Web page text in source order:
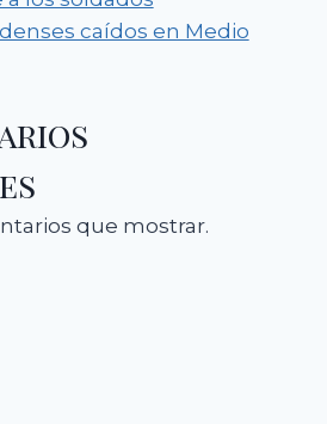
caídos en Medio
que mostrar.